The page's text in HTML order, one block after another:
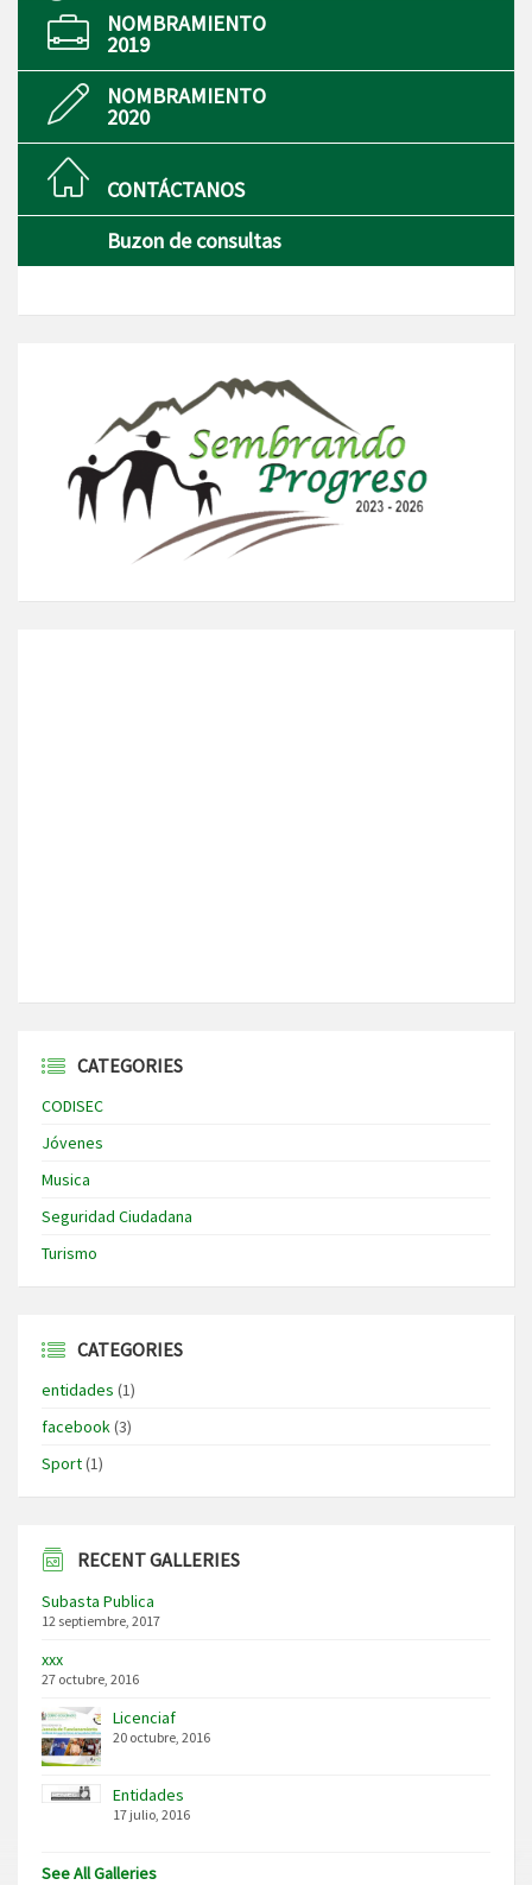
NOMBRAMIENTO
2019
NOMBRAMIENTO
2020
CONTÁCTANOS
Buzon de consultas
CATEGORIES
CODISEC
Jóvenes
Musica
Seguridad Ciudadana
Turismo
CATEGORIES
entidades (1)
facebook(3)
Sport(1)
RECENT GALLERIES
Subasta Publica
12 septiembre, 2017
xxx
27 octubre, 2016
Licenciaf
20 octubre, 2016
Entidades
17 julio, 2016
See All Galleries